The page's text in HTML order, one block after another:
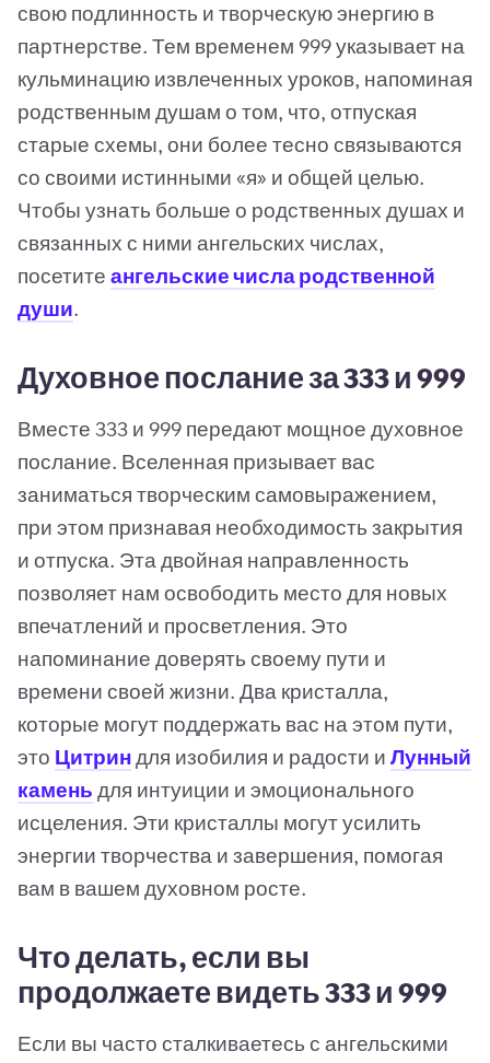
свою подлинность и творческую энергию в
партнерстве. Тем временем 999 указывает на
кульминацию извлеченных уроков, напоминая
родственным душам о том, что, отпуская
старые схемы, они более тесно связываются
со своими истинными «я» и общей целью.
Чтобы узнать больше о родственных душах и
связанных с ними ангельских числах,
посетите ангельские числа родственной
души.
Духовное послание за 333 и 999
Вместе 333 и 999 передают мощное духовное
послание. Вселенная призывает вас
заниматься творческим самовыражением,
при этом признавая необходимость закрытия
и отпуска. Эта двойная направленность
позволяет нам освободить место для новых
впечатлений и просветления. Это
напоминание доверять своему пути и
времени своей жизни. Два кристалла,
которые могут поддержать вас на этом пути,
это Цитриндля изобилия и радости и Лунный
камень для интуиции и эмоционального
исцеления. Эти кристаллы могут усилить
энергии творчества и завершения, помогая
вам в вашем духовном росте.
Что делать, если вы
продолжаете видеть 333 и 999
Если вы часто сталкиваетесь с ангельскими